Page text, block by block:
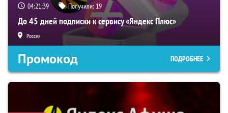
04:21:38 Получили: 19
До 45 дней подписки к сервису «Яндекс Плюс»
Россия
Промокод ПОДРОБНЕЕ